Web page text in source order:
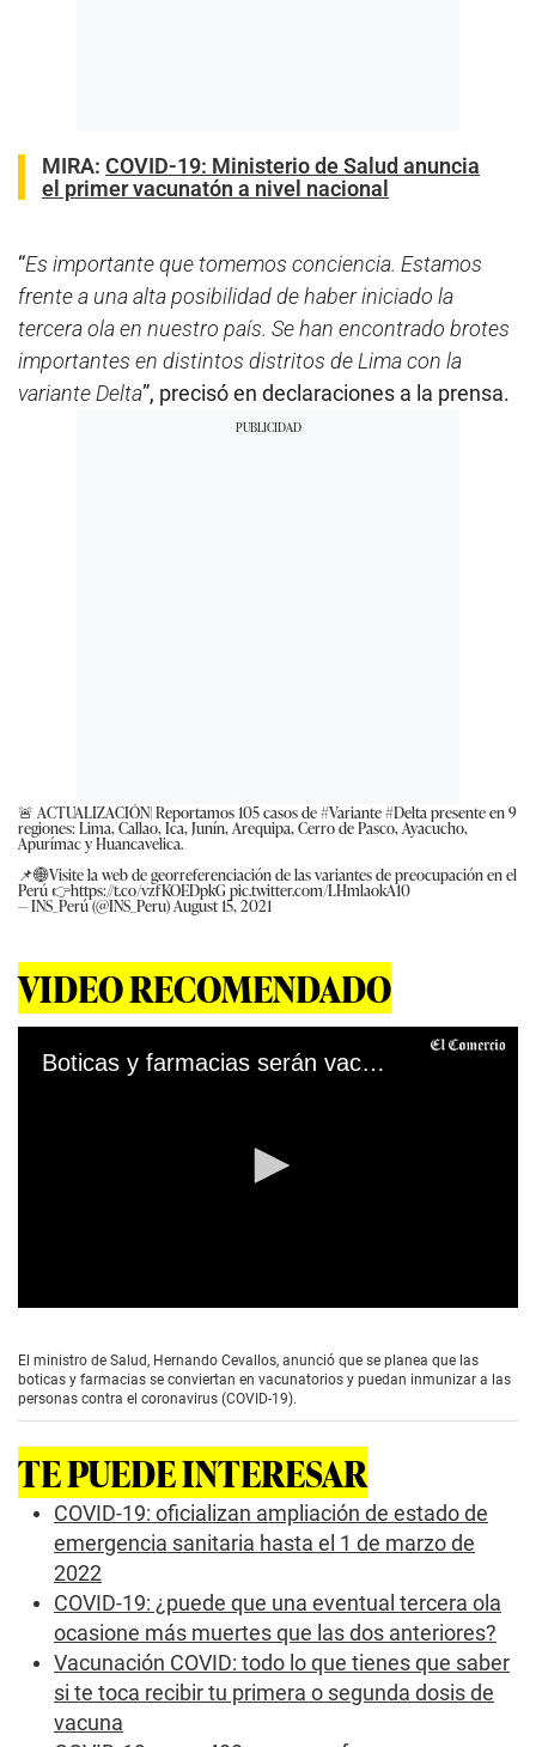
MIRA: COVID-19: Ministerio de Salud anuncia
el primer vacunatón a nivel nacional
“Es importante que tomemos conciencia. Estamos
frente a una alta posibilidad de haber iniciado la
tercera ola en nuestro país. Se han encontrado brotes
importantes en distintos distritos de Lima con la
variante Delta”, precisó en declaraciones a la prensa.
🚨 ACTUALIZACIÓN| Reportamos 105 casos de#Variante#Delta presente en 9
regiones: Lima, Callao, Ica, Junín, Arequipa, Cerro de Pasco, Ayacucho,
Apurímac y Huancavelica.
📌🌐Visite la web de georreferenciación de las variantes de preocupación en el
Perú 👉https://t.co/vzfKOEDpkGpic.twitter.com/LHmlaokA10
— INS_Perú (@INS_Peru)August 15, 2021
VIDEO RECOMENDADO
Boticas y farmacias serán vacunatorios
e
c
o
n
s
o
El ministro de Salud, Hernando Cevallos, anunció que se planea que las
boticas y farmacias se conviertan en vacunatorios y puedan inmunizar a las
personas contra el coronavirus (COVID-19).
TE PUEDE INTERESAR
COVID-19: oficializan ampliación de estado de
emergencia sanitaria hasta el 1 de marzo de
2022
COVID-19: ¿puede que una eventual tercera ola
ocasione más muertes que las dos anteriores?
Vacunación COVID: todo lo que tienes que saber
si te toca recibir tu primera o segunda dosis de
vacuna